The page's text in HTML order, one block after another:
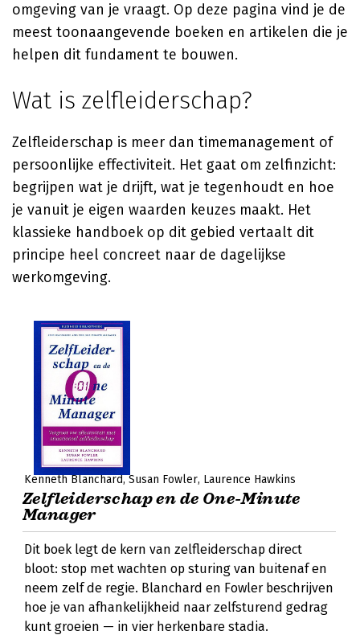
omgeving van je vraagt. Op deze pagina vind je de
meest toonaangevende boeken en artikelen die je
helpen dit fundament te bouwen.
Wat is zelfleiderschap?
Zelfleiderschap is meer dan timemanagement of
persoonlijke effectiviteit. Het gaat om zelfinzicht:
begrijpen wat je drijft, wat je tegenhoudt en hoe
je vanuit je eigen waarden keuzes maakt. Het
klassieke handboek op dit gebied vertaalt dit
principe heel concreet naar de dagelijkse
werkomgeving.
Kenneth Blanchard Susan Fowler Laurence Hawkins
Zelfleiderschap en de One-Minute
Manager
Dit boek legt de kern van zelfleiderschap direct
bloot: stop met wachten op sturing van buitenaf en
neem zelf de regie. Blanchard en Fowler beschrijven
hoe je van afhankelijkheid naar zelfsturend gedrag
kunt groeien — in vier herkenbare stadia.